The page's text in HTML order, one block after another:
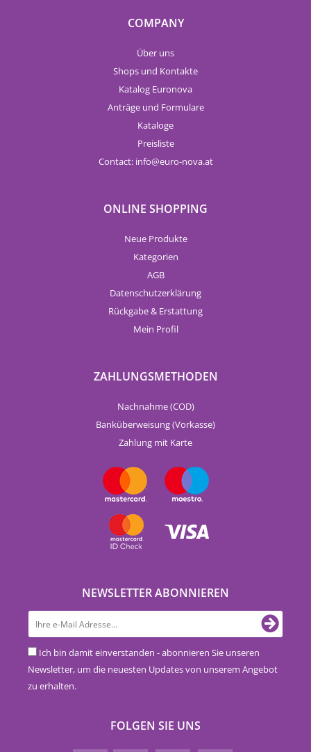
COMPANY
Über uns
Shops und Kontakte
Katalog Euronova
Anträge und Formulare
Kataloge
Preisliste
Contact: info euro-nova.at
ONLINE SHOPPING
Neue Produkte
Kategorien
AGB
Datenschutzerklärung
Rückgabe & Erstattung
Mein Profil
ZAHLUNGSMETHODEN
Nachnahme (COD)
Banküberweisung (Vorkasse)
Zahlung mit Karte
NEWSLETTER ABONNIEREN
Ich bin damit einverstanden - abonnieren Sie unseren
Newsletter, um die neuesten Updates von unserem Angebot
zu erhalten.
FOLGEN SIE UNS